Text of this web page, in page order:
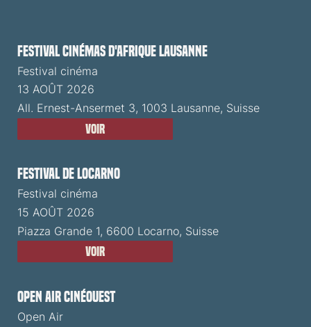
Festival cinémas d'Afrique Lausanne
Festival cinéma
13 AOÛT 2026
All. Ernest-Ansermet 3, 1003 Lausanne, Suisse
Voir
Festival de Locarno
Festival cinéma
15 AOÛT 2026
Piazza Grande 1, 6600 Locarno, Suisse
Voir
Open Air CinéOuest
Open Air